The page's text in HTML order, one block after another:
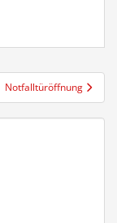
Notfalltüröffnung